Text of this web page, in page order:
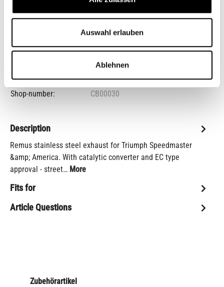
Auswahl erlauben
Ablehnen
Prices incl. VAT plus shipping costs
Product Quantity: Enter the desired amount or
Add to shopping cart
item number:
7102915508L/R
Shop-number:
CB00030
Description
Remus stainless steel exhaust for Triumph Speedmaster
&amp; America. With catalytic converter and EC type
approval - street… More
Fits for
Article Questions
Zubehörartikel